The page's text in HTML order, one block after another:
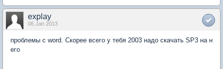
explay
06 Jan 2013
проблемы с word. Скорее всего у тебя 2003 надо скачать SP3 на н
его